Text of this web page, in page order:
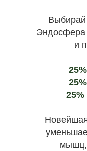
Эндосфера
и
25%
мышц,